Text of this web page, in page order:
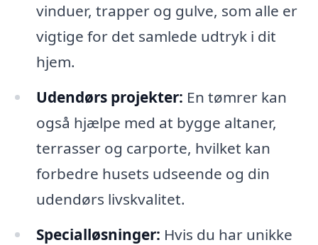
vinduer, trapper og gulve, som alle er
vigtige for det samlede udtryk i dit
hjem.
Udendørs projekter: En tømrer kan
også hjælpe med at bygge altaner,
terrasser og carporte, hvilket kan
forbedre husets udseende og din
udendørs livskvalitet.
Specialløsninger: Hvis du har unikke